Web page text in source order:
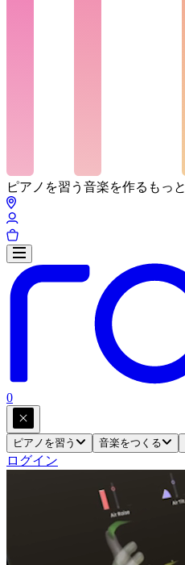
ピアノを習う 音楽を作る もっと
0
ピアノを習う 音楽をつくる
ログイン